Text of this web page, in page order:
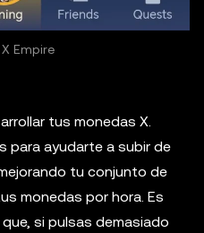
Empire
tus monedas X.
para ayudarte a subir de
tu conjunto de
monedas por hora. Es
si pulsas demasiado